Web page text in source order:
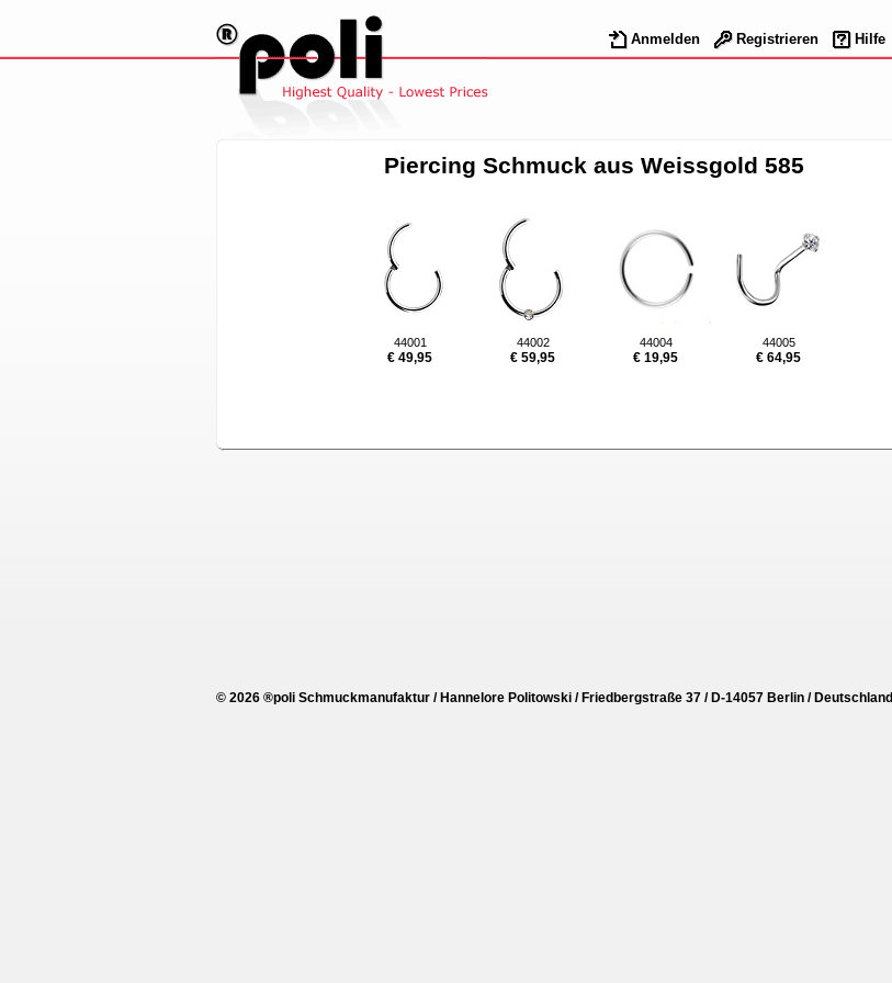
Anmelden Registrieren Hilfe
Piercing Schmuck aus Weissgold 585
44001
€ 49,95
44002
€ 59,95
44004
€ 19,95
44005
€ 64,95
© 2026 ®poli Schmuckmanufaktur / Hannelore Politowski / Friedbergstraße 37 / D-14057 Berlin / Deutschland